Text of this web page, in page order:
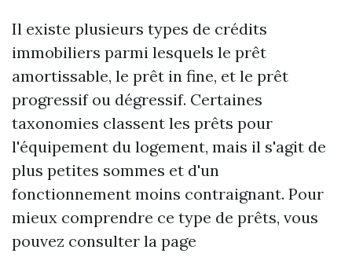
Il existe plusieurs types de crédits
immobiliers parmi lesquels le prêt
amortissable, le prêt in fine, et le prêt
progressif ou dégressif. Certaines
taxonomies classent les prêts pour
l'équipement du logement, mais il s'agit de
plus petites sommes et d'un
fonctionnement moins contraignant. Pour
mieux comprendre ce type de prêts, vous
pouvez consulter la page